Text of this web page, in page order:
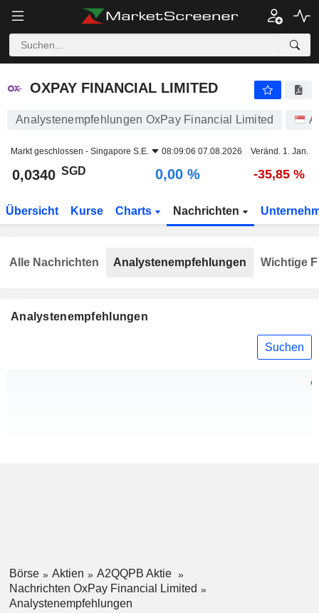
OXPAY FINANCIAL LIMITED
OXPAY FINANCIAL LIMITED
Analystenempfehlungen OxPay Financial Limited
Markt geschlossen - Singapore S.E. 08:09:06 07.08.2026 Veränd. 1. Jan.
0,0340 SGD 0,00 % -35,85 %
Übersicht Kurse Charts Nachrichten
Analystenempfehlungen
Suchen
Alle Nachrichten Analystenempfehlungen Wichtige
Börse Aktien
A2QQPB Aktie
Nachrichten OxPay Financial Limited
Analystenempfehlungen